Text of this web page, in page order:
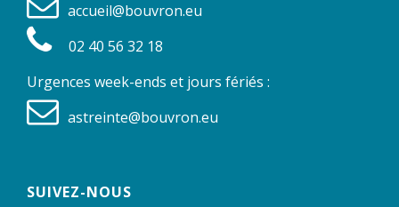
accueil@bouvron.eu
02 40 56 32 18
Urgences week-ends et jours fériés :
astreinte@bouvron.eu
SUIVEZ-NOUS